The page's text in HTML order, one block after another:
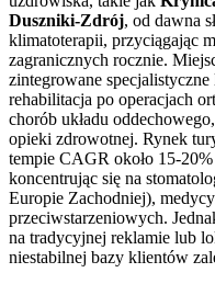
Duszniki-Zdrój, od dawna
klimatoterapii, przyciągając
zagranicznych rocznie.
zintegrowane
rehabilitacja po operacjach
chorób układu
opieki zdrowotnej. Rynek
tempie CAGR około 15-
koncentrując się na
Europie Zachodniej),
przeciwstarzeniowych.
na tradycyjnej reklamie lub
niestabilnej bazy klientów